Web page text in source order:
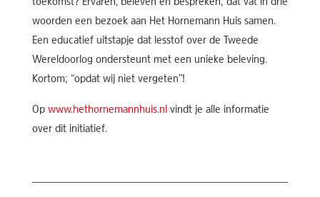
woorden een bezoek aan Het Hornemann Huis samen.
Een educatief uitstapje dat lesstof over de Tweede
Wereldoorlog ondersteunt met een unieke beleving.
Kortom; “opdat wij niet vergeten”!
Op www.hethornemannhuis.nl vindt je alle informatie
over dit initiatief.